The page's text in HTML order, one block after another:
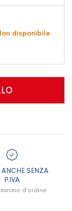
disponibile
SENZA
P.IVA
d’ordine